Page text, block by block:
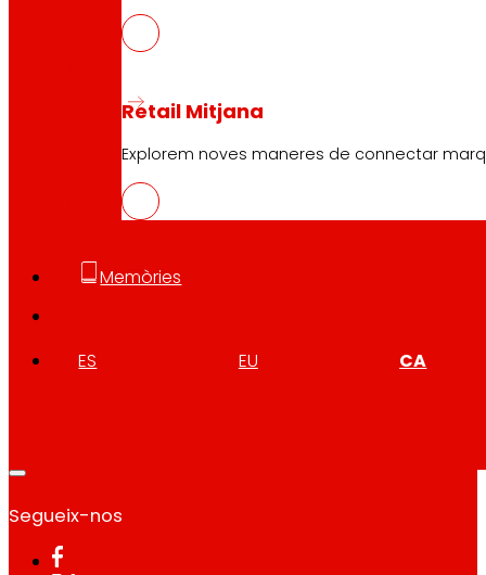
Retail Mitjana
Explorem noves maneres de connectar
Memòries
ES EU CA
ENG
Segueix-nos